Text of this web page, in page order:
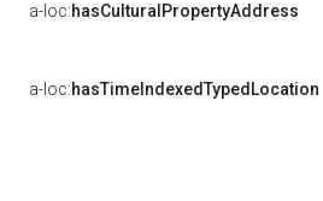
a-loc:hasCulturalPropertyAddress
a-loc:hasTimeIndexedTypedLocation